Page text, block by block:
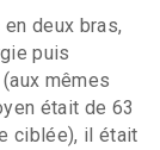
deux bras,
puis
mêmes
était de 63
ciblée), il était